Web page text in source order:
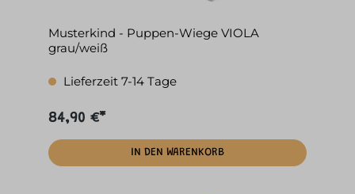
Musterkind - Puppen-Wiege VIOLA
grau/weiß
Lieferzeit 7-14 Tage
84,90 €*
IN DEN WARENKORB